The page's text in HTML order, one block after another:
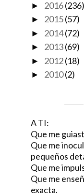
► 2016(236)
► 2015(57)
► 2014(72)
► 2013(69)
► 2012(18)
► 2010(2)
A TI:
Que me
Que me
pequeños
Que me
Que me
exacta.